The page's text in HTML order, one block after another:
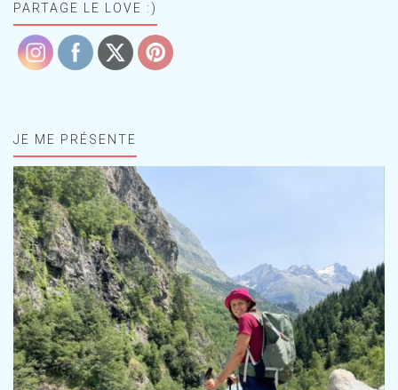
PARTAGE LE LOVE :)
JE ME PRÉSENTE